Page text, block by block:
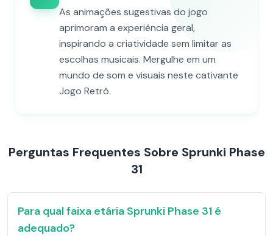
As animações sugestivas do jogo
aprimoram a experiência geral,
inspirando a criatividade sem limitar as
escolhas musicais. Mergulhe em um
mundo de som e visuais neste cativante
Jogo Retrô.
Perguntas Frequentes Sobre Sprunki Phase
31
Para qual faixa etária Sprunki Phase 31 é
adequado?